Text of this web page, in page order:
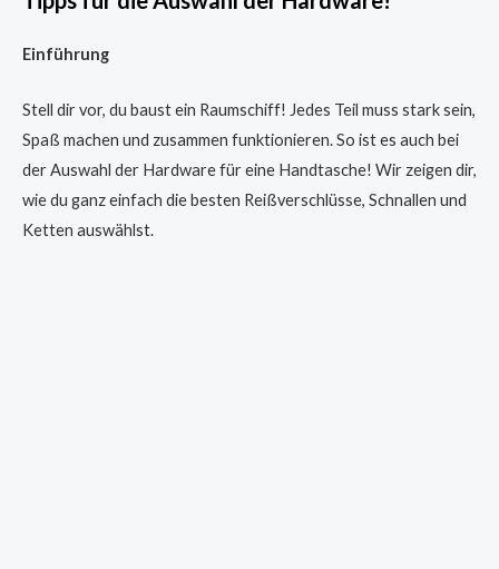
Einführung
Stell dir vor, du baust ein Raumschiff! Jedes Teil muss stark sein,
Spaß machen und zusammen funktionieren. So ist es auch bei
der Auswahl der Hardware für eine Handtasche! Wir zeigen dir,
wie du ganz einfach die besten Reißverschlüsse, Schnallen und
Ketten auswählst.